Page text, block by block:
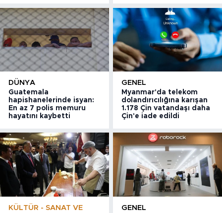
DÜNYA
Guatemala
hapishanelerinde isyan:
En az 7 polis memuru
hayatını kaybetti
GENEL
Myanmar'da telekom
dolandırıcılığına karışan
1.178 Çin vatandaşı daha
Çin'e iade edildi
KÜLTÜR - SANAT VE
GENEL